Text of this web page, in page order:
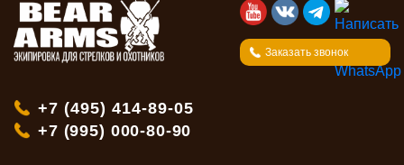
Заказать звонок
+7 (495) 414-89-05
+7 (995) 000-80-90